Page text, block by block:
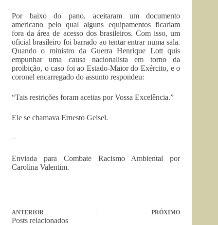
Por baixo do pano, aceitaram um documento
americano pelo qual alguns equipamentos ficariam
fora da área de acesso dos brasileiros. Com isso, um
oficial brasileiro foi barrado ao tentar entrar numa sala.
Quando o ministro da Guerra Henrique Lott quis
empunhar uma causa nacionalista em torno da
proibição, o caso foi ao Estado-Maior do Exército, e o
coronel encarregado do assunto respondeu:
“Tais restrições foram aceitas por Vossa Excelência.”
Ele se chamava Ernesto Geisel.
–
Enviada para Combate Racismo Ambiental por
Carolina Valentim.
ANTERIOR PRÓXIMO
Posts relacionados